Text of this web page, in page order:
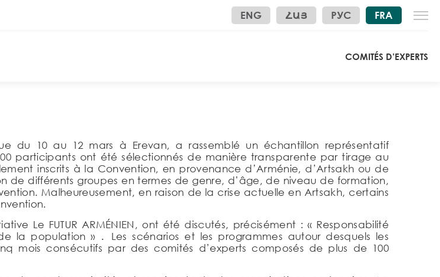
FRA
ENG ՀԱՅ РУС
COMITÉS D’EXPERTS
du 10 au 12 mars à Erevan, a rassemblé un échantillon représentatif
participants ont été sélectionnés de manière transparente par tirage au
inscrits à la Convention, en provenance d’Arménie, d’Artsakh ou de
de différents groupes en termes de genre, d’âge, de niveau de formation,
Malheureusement, en raison de la crise actuelle en Artsakh, certains
Le FUTUR ARMÉNIEN, ont été discutés, précisément : « Responsabilité
la population » ․ Les scénarios et les programmes autour desquels les
mois consécutifs par des comités d’experts composés de plus de 100